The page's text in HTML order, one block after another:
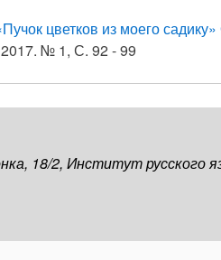
цветков из моего
2017. № 1, С. 92 - 99
18/2, Институт русского